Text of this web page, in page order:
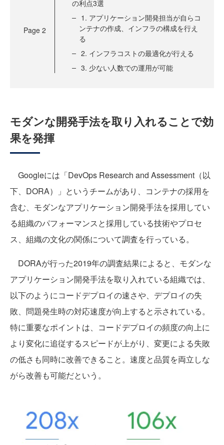
Page 2
の利点3選
1. アプリケーション開発担当が自らコ
ンテナの作成、インフラの構成を行え
る
2. インフラコストの最適化が行える
3. 少ない人数での運用が可能
モダンな開発手法を取り入れることで効
果を発揮
Googleには「DevOps Research and Assessment（以
下、DORA）」というチームがあり、コンテナの採用を
含む、モダンなアプリケーション開発手法を採用してい
る組織のパフォーマンスと採用している技術やプロセ
ス、組織の文化の関係について調査を行っている。
DORAが行った2019年の調査結果によると、モダンな
アプリケーション開発手法を取り入れている組織では、
以下のようにコードデプロイの速さや、デプロイの失
敗、問題発生時の対応速度が向上すると示されている。
特に重要なポイントは、コードデプロイの頻度の向上に
より変化に追従するスピードが上がり、変更による失敗
の低さも同時に改善できること。速度と品質を両立しな
がら改善も可能だという。